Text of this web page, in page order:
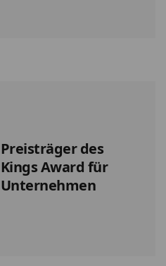
Preisträger des
Kings Award für
Unternehmen